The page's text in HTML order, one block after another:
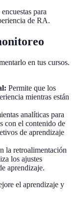
para
de RA.
en tus cursos.
Permite que los
mientras están
analíticas para
con el contenido de
de aprendizaje
la retroalimentación
los ajustes
aprendizaje.
el aprendizaje y